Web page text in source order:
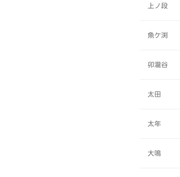
上ノ段
魚ケ渕
卯瀧谷
太田
太年
大鳴